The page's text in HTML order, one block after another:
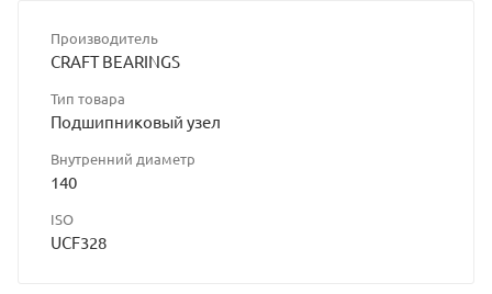
Производитель
CRAFT BEARINGS
Тип товара
Подшипниковый узел
Внутренний диаметр
140
ISO
UCF328